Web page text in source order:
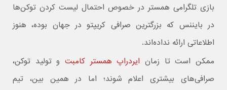
بازی تلگرامی همستر در خصوص احتمال لیست کردن توکن‌ها
در بایننس که بزرگترین صرافی کریپتو در جهان بوده، هنوز
اطلاعاتی ارائه نداده‌اند.
ممکن است تا زمان ایردراپ همستر کامبتو تولید توکن،
صرافی‌های بیشتری اعلام شوند؛ اما در همین بین، تیم